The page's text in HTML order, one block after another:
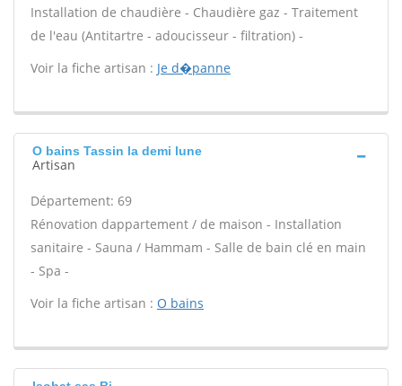
Installation de chaudière - Chaudière gaz - Traitement
de l'eau (Antitartre - adoucisseur - filtration) -
Voir la fiche artisan : Je d�panne
O bains Tassin la demi lune
Artisan
Département: 69
Rénovation dappartement / de maison - Installation
sanitaire - Sauna / Hammam - Salle de bain clé en main
- Spa -
Voir la fiche artisan : O bains